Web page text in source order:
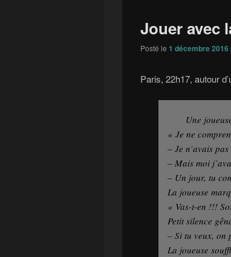
Jouer avec
Posté le 1 décembre 2016
Paris, 22h17, autour
Une
« Je ne
– Je n’avais
– Mais moi
– Un jour, tu
La joueuse
« Vas-t-en !!!
Petit silence
– Si tu veux, on
La joueuse